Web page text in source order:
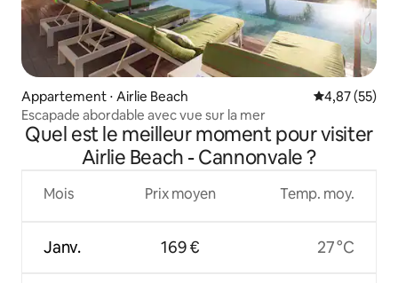
Appartement ⋅ Airlie Beach Évaluation
4,87 (55)
Escapade abordable avec vue sur la mer
Quel est le meilleur moment pour visiter
Airlie Beach - Cannonvale ?
Mois
Janv.
Prix moyen
169 €
Temp. moy.
27 °C